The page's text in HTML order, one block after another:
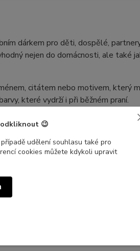
dárkem pro děti, dospělé,
nejen do domácnosti, ale také
citátem nebo motivem, který
které vydrží i při běžném praní.
😉
udělení souhlasu také pro
cookies můžete kdykoli upravit